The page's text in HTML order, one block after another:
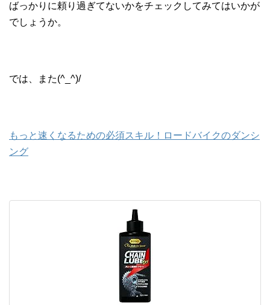
ばっかりに頼り過ぎてないかをチェックしてみてはいかが
でしょうか。
では、また(^_^)/
もっと速くなるための必須スキル！ロードバイクのダンシ
ング